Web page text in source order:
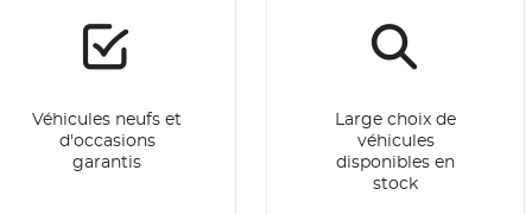
Véhicules neufs et
d'occasions
garantis
Large choix de
véhicules
disponibles en
stock